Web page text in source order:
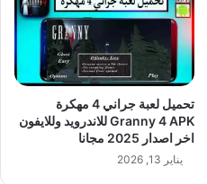
تحميل لعبة جراني 4 مهكرة
Granny 4 APK للاندرويد وللايفون
اخر اصدار 2025 مجانا
يناير 13, 2026